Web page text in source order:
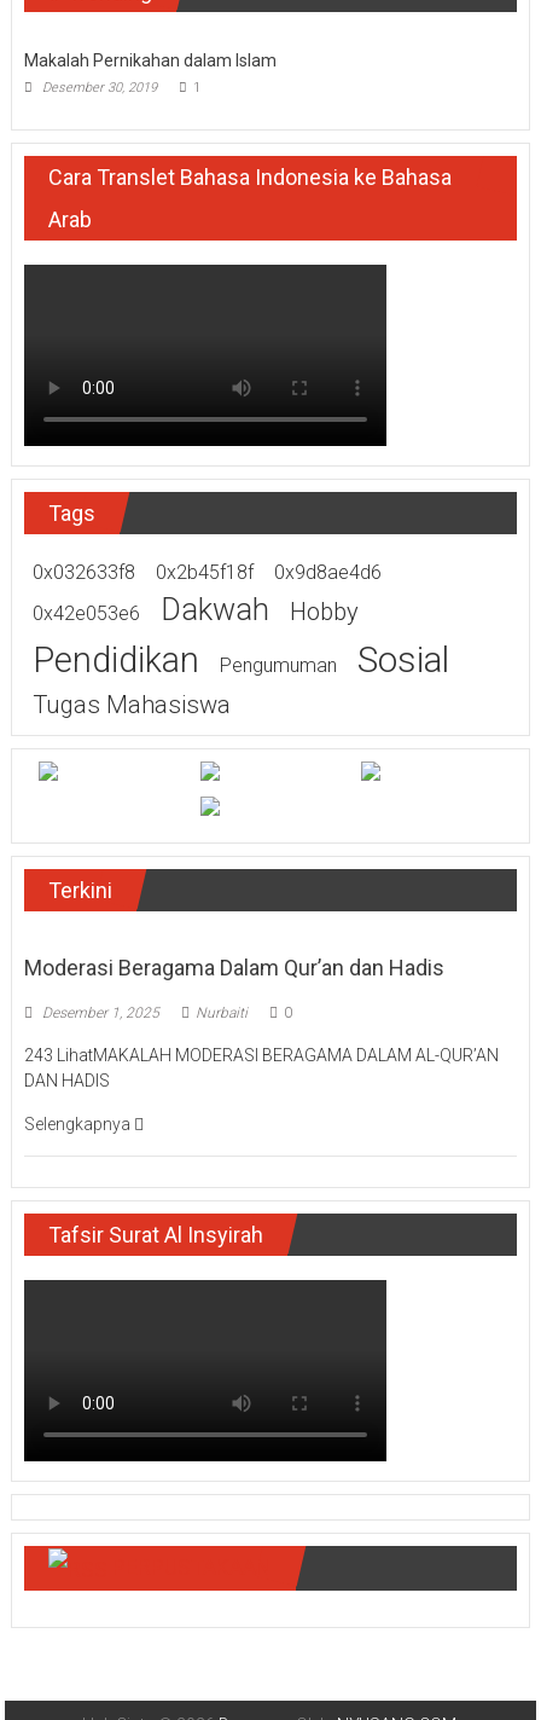
Makalah Pernikahan dalam Islam
Desember 30, 2019 1
Cara Translet Bahasa Indonesia ke Bahasa
Arab
Tags
0x032633f8 0x2b45f18f
0x9d8ae4d6
0x42e053e6
Dakwah Hobby
Pendidikan Pengumuman Sosial
Tugas Mahasiswa
Terkini
Moderasi Beragama Dalam Qur’an dan Hadis
Desember 1, 2025 Nurbaiti 0
243 LihatMAKALAH MODERASI BERAGAMA DALAM AL-QUR’AN
DAN HADIS
Selengkapnya
Tafsir Surat Al Insyirah